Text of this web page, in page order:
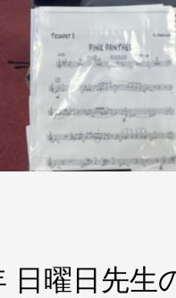
日曜日先生